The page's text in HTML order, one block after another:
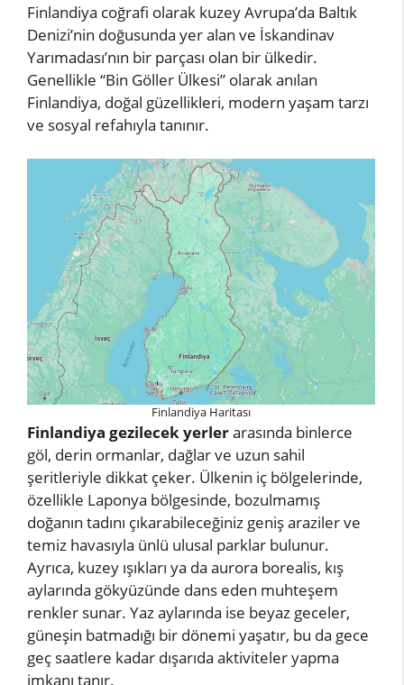
Finlandiya coğrafi olarak kuzey Avrupa’da Baltık
Denizi’nin doğusunda yer alan ve İskandinav
Yarımadası’nın bir parçası olan bir ülkedir.
Genellikle “Bin Göller Ülkesi” olarak anılan
Finlandiya, doğal güzellikleri, modern yaşam tarzı
ve sosyal refahıyla tanınır.
Finlandiya Haritası
Finlandiya gezilecek yerlerarasında binlerce
göl, derin ormanlar, dağlar ve uzun sahil
şeritleriyle dikkat çeker. Ülkenin iç bölgelerinde,
özellikle Laponya bölgesinde, bozulmamış
doğanın tadını çıkarabileceğiniz geniş araziler ve
temiz havasıyla ünlü ulusal parklar bulunur.
Ayrıca, kuzey ışıkları ya da aurora borealis, kış
aylarında gökyüzünde dans eden muhteşem
renkler sunar. Yaz aylarında ise beyaz geceler,
güneşin batmadığı bir dönemi yaşatır, bu da gece
geç saatlere kadar dışarıda aktiviteler yapma
imkanı tanır.